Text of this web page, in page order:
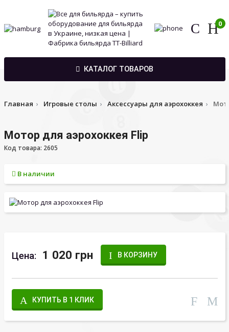
0
КАТАЛОГ ТОВАРОВ
Главная Игровые столы Аксессуары для аэрохоккея
Мотор для аэрохоккея Flip
Код товара: 2605
В наличии
Цена: 1 020 грн В КОРЗИНУ
КУПИТЬ В 1 КЛИК